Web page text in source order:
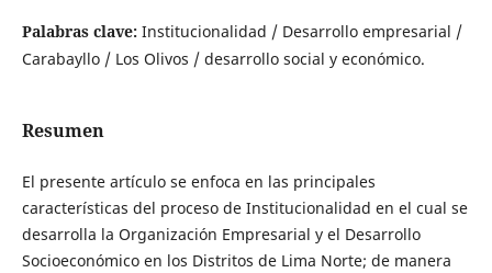
Palabras clave: Institucionalidad / Desarrollo empresarial /
Carabayllo / Los Olivos / desarrollo social y económico.
Resumen
El presente artículo se enfoca en las principales
características del proceso de Institucionalidad en el cual se
desarrolla la Organización Empresarial y el Desarrollo
Socioeconómico en los Distritos de Lima Norte; de manera